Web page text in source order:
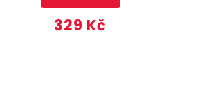
329 Kč